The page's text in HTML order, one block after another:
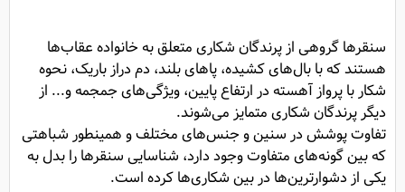
سنقرها گروهی از پرندگان شکاری متعلق به خانواده عقاب‌ها
هستند که با بال‌های کشیده، پاهای بلند، دم دراز باریک، نحوه
شکار با پرواز آهسته در ارتفاع پایین، ویژگی‌های جمجمه و... از
دیگر پرندگان شکاری متمایز می‌شوند.
تفاوت پوشش در سنین و جنس‌های مختلف و همینطور شباهتی
که بین گونه‌های متفاوت وجود دارد، شناسایی سنقرها را بدل به
یکی از دشوارترین‌ها در بین شکاری‌ها کرده است.